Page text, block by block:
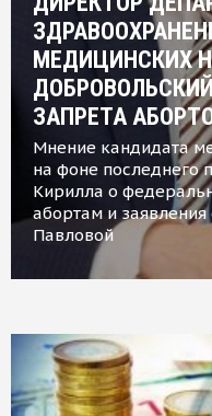
МЕДИЦИНСКИХ
ЗАПРЕТА
Мнение кандидата
на фоне последнего
Кирилла о
абортам и
Павловой